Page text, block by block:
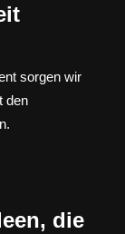
sorgen wir
den
die